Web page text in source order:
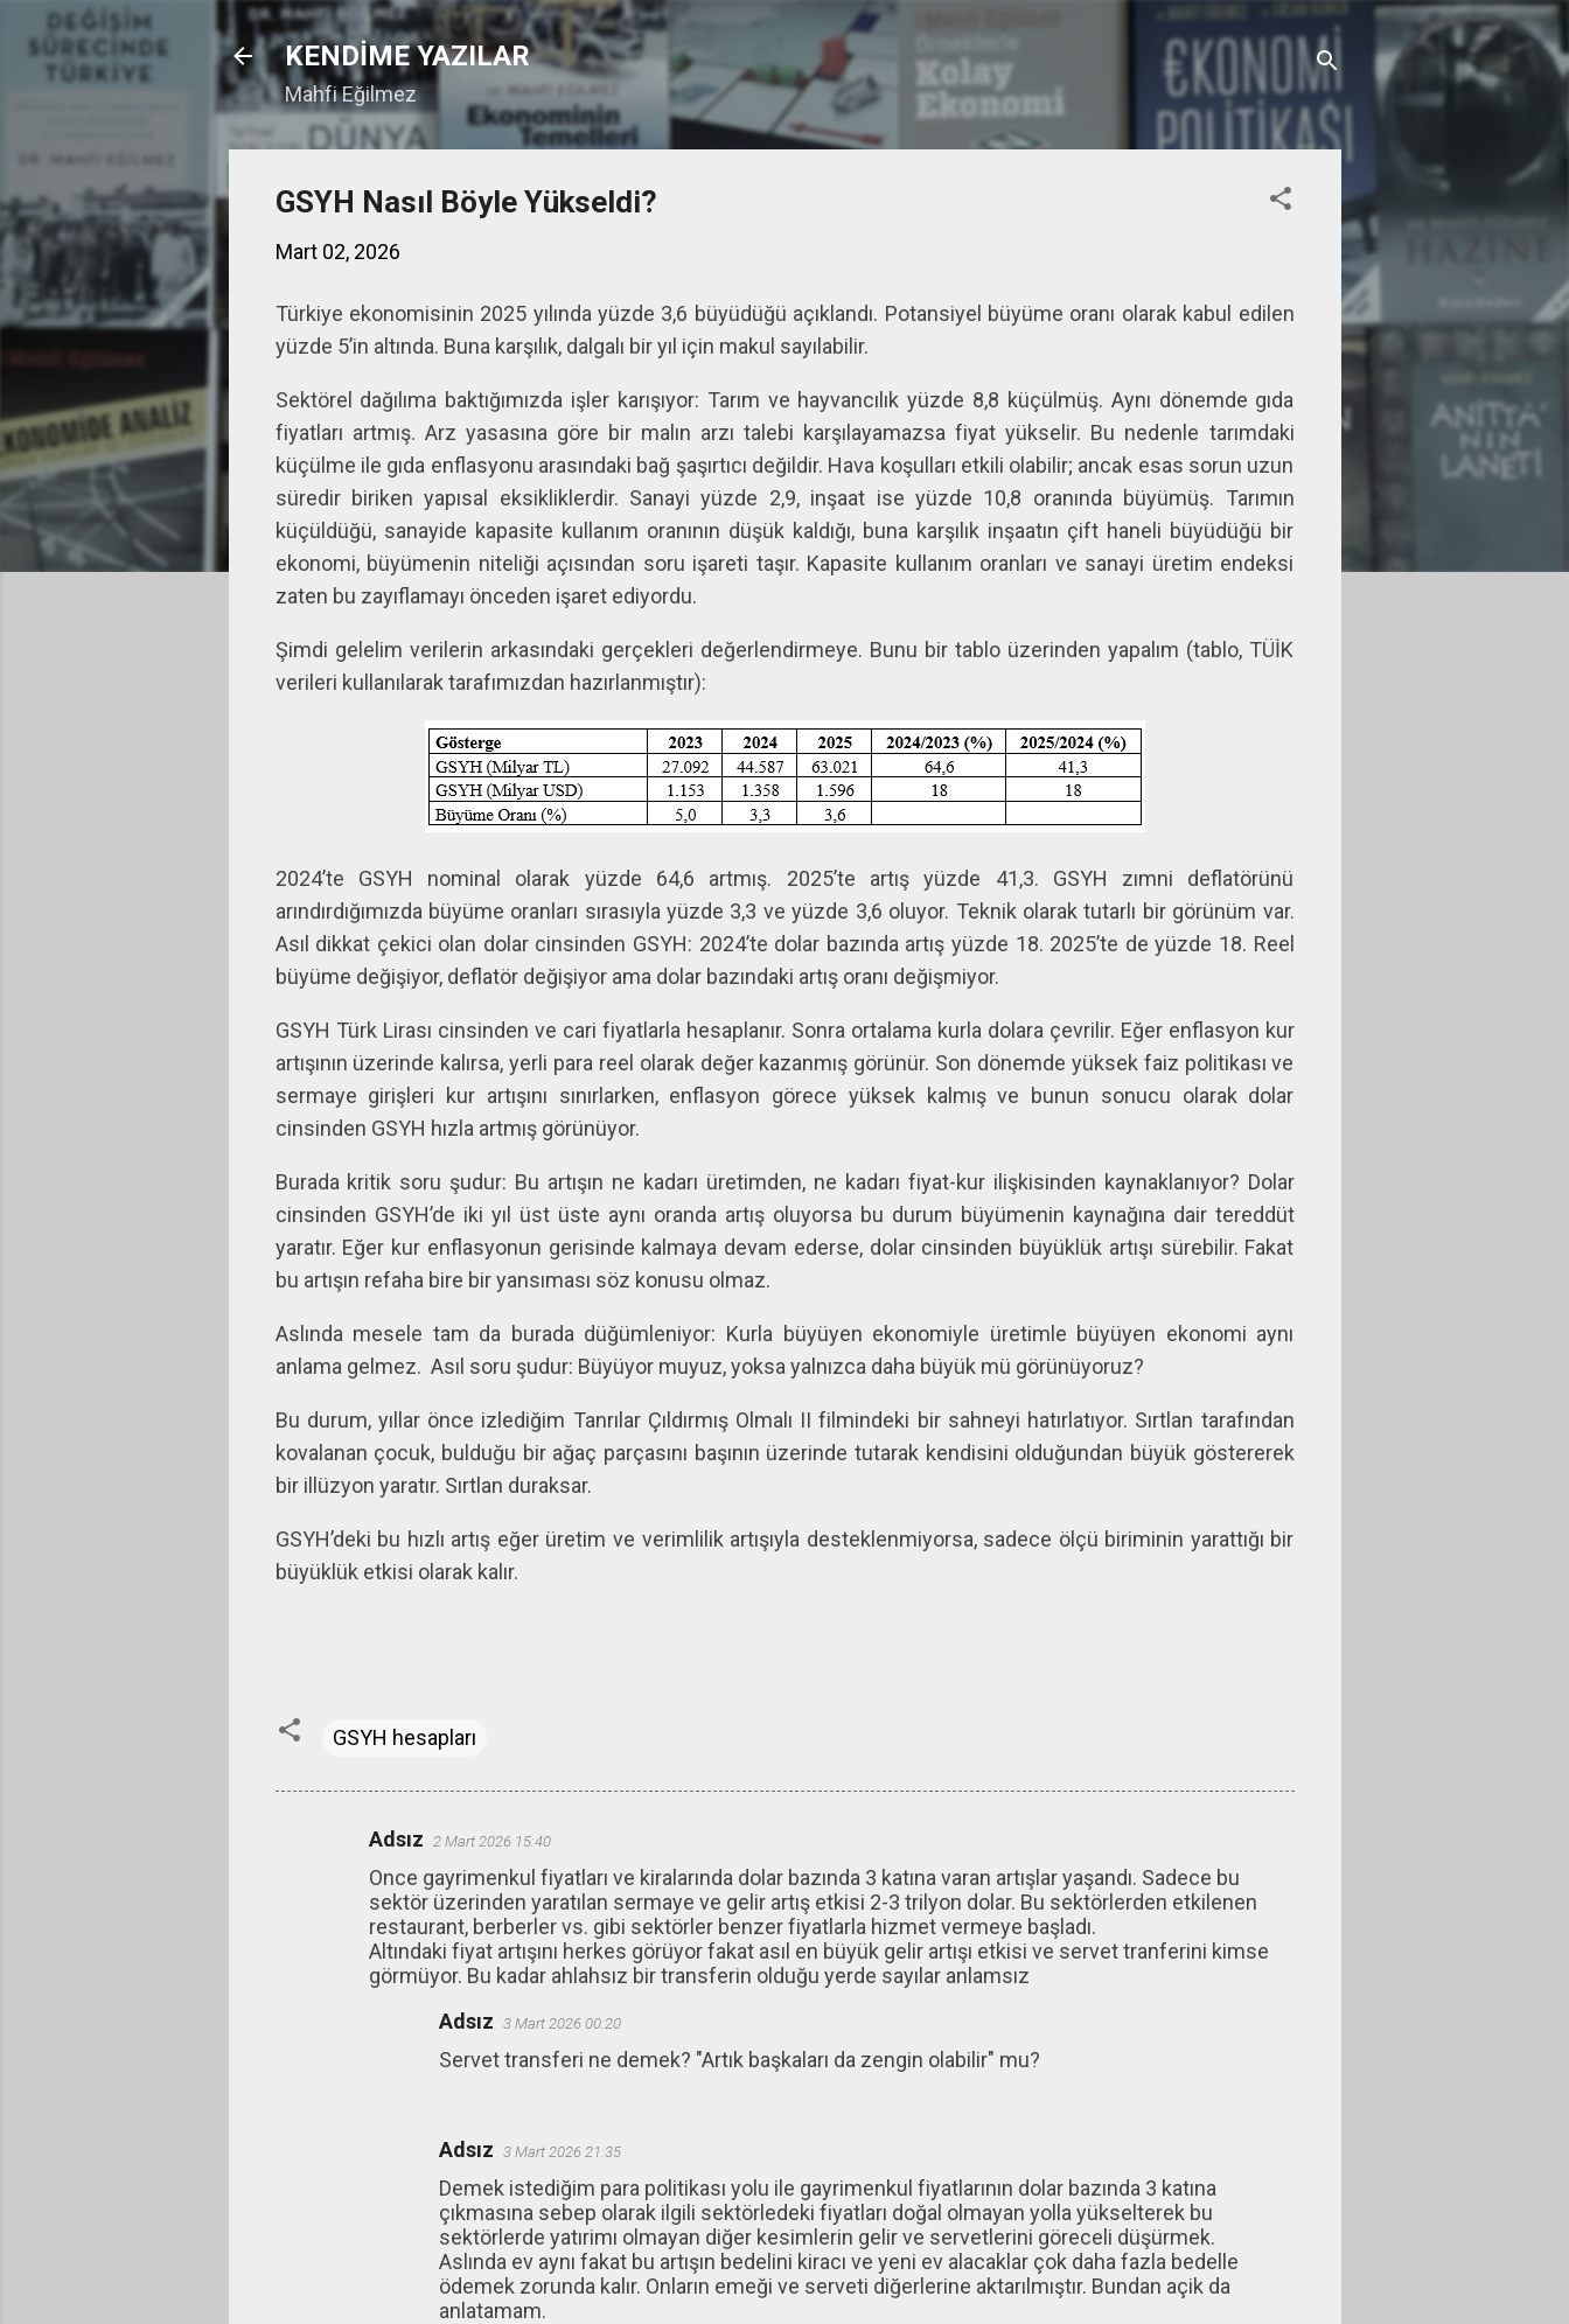
Ana içeriğe atla
KENDİME YAZILAR
Mahfi Eğilmez
GSYH Nasıl Böyle Yükseldi?
Mart 02, 2026
Türkiye ekonomisinin 2025 yılında yüzde 3,6 büyüdüğü açıklandı. Potansiyel büyüme oranı olarak kabul edilen
yüzde 5’in altında. Buna karşılık, dalgalı bir yıl için makul sayılabilir.
Sektörel dağılıma baktığımızda işler karışıyor: Tarım ve hayvancılık yüzde 8,8 küçülmüş. Aynı dönemde gıda
fiyatları artmış. Arz yasasına göre bir malın arzı talebi karşılayamazsa fiyat yükselir. Bu nedenle tarımdaki
küçülme ile gıda enflasyonu arasındaki bağ şaşırtıcı değildir. Hava koşulları etkili olabilir; ancak esas sorun uzun
süredir biriken yapısal eksikliklerdir. Sanayi yüzde 2,9, inşaat ise yüzde 10,8 oranında büyümüş. Tarımın
küçüldüğü, sanayide kapasite kullanım oranının düşük kaldığı, buna karşılık inşaatın çift haneli büyüdüğü bir
ekonomi, büyümenin niteliği açısından soru işareti taşır. Kapasite kullanım oranları ve sanayi üretim endeksi
zaten bu zayıflamayı önceden işaret ediyordu.
Şimdi gelelim verilerin arkasındaki gerçekleri değerlendirmeye. Bunu bir tablo üzerinden yapalım (tablo, TÜİK
verileri kullanılarak tarafımızdan hazırlanmıştır):
2024’te GSYH nominal olarak yüzde 64,6 artmış. 2025’te artış yüzde 41,3. GSYH zımni deflatörünü
arındırdığımızda büyüme oranları sırasıyla yüzde 3,3 ve yüzde 3,6 oluyor. Teknik olarak tutarlı bir görünüm var.
Asıl dikkat çekici olan dolar cinsinden GSYH: 2024’te dolar bazında artış yüzde 18. 2025’te de yüzde 18. Reel
büyüme değişiyor, deflatör değişiyor ama dolar bazındaki artış oranı değişmiyor.
GSYH Türk Lirası cinsinden ve cari fiyatlarla hesaplanır. Sonra ortalama kurla dolara çevrilir. Eğer enflasyon kur
artışının üzerinde kalırsa, yerli para reel olarak değer kazanmış görünür. Son dönemde yüksek faiz politikası ve
sermaye girişleri kur artışını sınırlarken, enflasyon görece yüksek kalmış ve bunun sonucu olarak dolar
cinsinden GSYH hızla artmış görünüyor.
Burada kritik soru şudur: Bu artışın ne kadarı üretimden, ne kadarı fiyat-kur ilişkisinden kaynaklanıyor? Dolar
cinsinden GSYH’de iki yıl üst üste aynı oranda artış oluyorsa bu durum büyümenin kaynağına dair tereddüt
yaratır. Eğer kur enflasyonun gerisinde kalmaya devam ederse, dolar cinsinden büyüklük artışı sürebilir. Fakat
bu artışın refaha bire bir yansıması söz konusu olmaz.
Aslında mesele tam da burada düğümleniyor: Kurla büyüyen ekonomiyle üretimle büyüyen ekonomi aynı
anlama gelmez. Asıl soru şudur: Büyüyor muyuz, yoksa yalnızca daha büyük mü görünüyoruz?
Bu durum, yıllar önce izlediğim Tanrılar Çıldırmış Olmalı II filmindeki bir sahneyi hatırlatıyor. Sırtlan tarafından
kovalanan çocuk, bulduğu bir ağaç parçasını başının üzerinde tutarak kendisini olduğundan büyük göstererek
bir illüzyon yaratır. Sırtlan duraksar.
GSYH’deki bu hızlı artış eğer üretim ve verimlilik artışıyla desteklenmiyorsa, sadece ölçü biriminin yarattığı bir
büyüklük etkisi olarak kalır.
GSYH hesapları
Adsız 2 Mart 2026 15:40
Once gayrimenkul fiyatları ve kiralarında dolar bazında 3 katına varan artışlar yaşandı. Sadece bu
sektör üzerinden yaratılan sermaye ve gelir artış etkisi 2-3 trilyon dolar. Bu sektörlerden etkilenen
restaurant, berberler vs. gibi sektörler benzer fiyatlarla hizmet vermeye başladı.
Altındaki fiyat artışını herkes görüyor fakat asıl en büyük gelir artışı etkisi ve servet tranferini kimse
görmüyor. Bu kadar ahlahsız bir transferin olduğu yerde sayılar anlamsız
Adsız 3 Mart 2026 00:20
Servet transferi ne demek? "Artık başkaları da zengin olabilir" mu?
Adsız 3 Mart 2026 21:35
Demek istediğim para politikası yolu ile gayrimenkul fiyatlarının dolar bazında 3 katına
çıkmasına sebep olarak ilgili sektörledeki fiyatları doğal olmayan yolla yükselterek bu
sektörlerde yatırimı olmayan diğer kesimlerin gelir ve servetlerini göreceli düşürmek.
Aslında ev aynı fakat bu artışın bedelini kiracı ve yeni ev alacaklar çok daha fazla bedelle
ödemek zorunda kalır. Onların emeği ve serveti diğerlerine aktarılmıştır. Bundan açik da
anlatamam.